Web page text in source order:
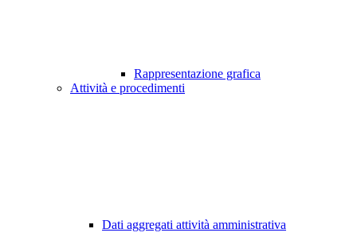
Rappresentazione grafica
Attività e procedimenti
Dati aggregati attività amministrativa